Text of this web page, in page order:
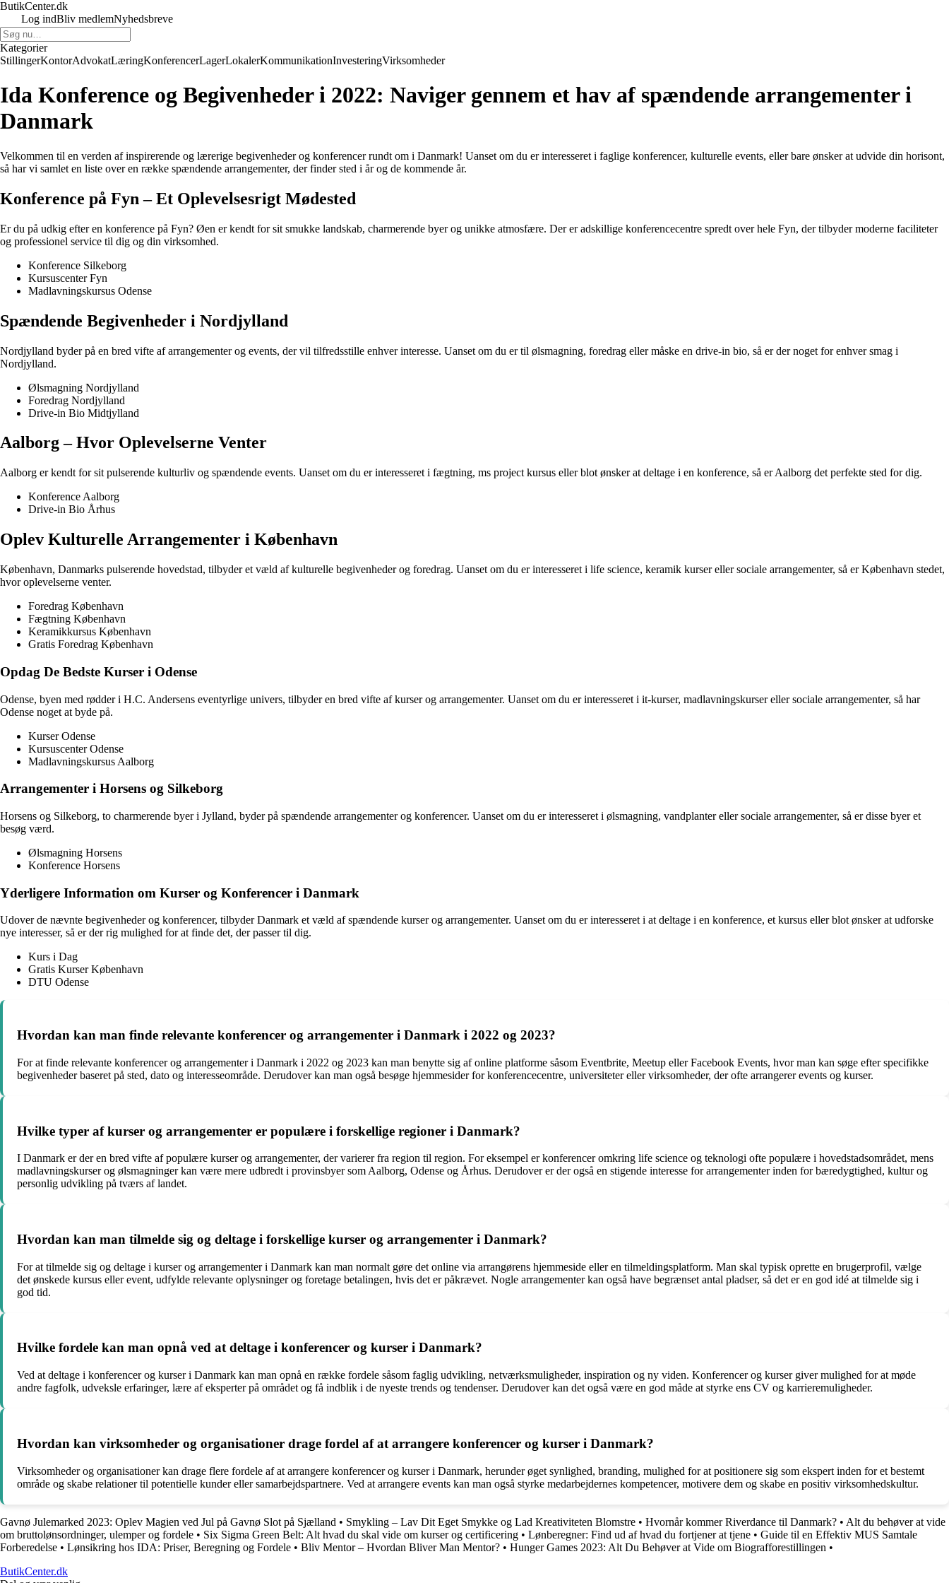
ButikCenter.dk
Log indBliv medlemNyhedsbreve
Kategorier
StillingerKontorAdvokatLæringKonferencerLagerLokalerKommunikationInvesteringVirksomheder
Ida Konference og Begivenheder i 2022: Naviger gennem et hav af spændende arrangementer i
Danmark
Velkommen til en verden af inspirerende og lærerige begivenheder og konferencer rundt om i Danmark! Uanset om du er interesseret i faglige konferencer, kulturelle events, eller bare ønsker at udvide din horisont,
så har vi samlet en liste over en række spændende arrangementer, der finder sted i år og de kommende år.
Konference på Fyn – Et Oplevelsesrigt Mødested
Er du på udkig efter en konference på Fyn? Øen er kendt for sit smukke landskab, charmerende byer og unikke atmosfære. Der er adskillige konferencecentre spredt over hele Fyn, der tilbyder moderne faciliteter
og professionel service til dig og din virksomhed.
Konference Silkeborg
Kursuscenter Fyn
Madlavningskursus Odense
Spændende Begivenheder i Nordjylland
Nordjylland byder på en bred vifte af arrangementer og events, der vil tilfredsstille enhver interesse. Uanset om du er til ølsmagning, foredrag eller måske en drive-in bio, så er der noget for enhver smag i
Nordjylland.
Ølsmagning Nordjylland
Foredrag Nordjylland
Drive-in Bio Midtjylland
Aalborg – Hvor Oplevelserne Venter
Aalborg er kendt for sit pulserende kulturliv og spændende events. Uanset om du er interesseret i fægtning, ms project kursus eller blot ønsker at deltage i en konference, så er Aalborg det perfekte sted for dig.
Konference Aalborg
Drive-in Bio Århus
Oplev Kulturelle Arrangementer i København
København, Danmarks pulserende hovedstad, tilbyder et væld af kulturelle begivenheder og foredrag. Uanset om du er interesseret i life science, keramik kurser eller sociale arrangementer, så er København stedet,
hvor oplevelserne venter.
Foredrag København
Fægtning København
Keramikkursus København
Gratis Foredrag København
Opdag De Bedste Kurser i Odense
Odense, byen med rødder i H.C. Andersens eventyrlige univers, tilbyder en bred vifte af kurser og arrangementer. Uanset om du er interesseret i it-kurser, madlavningskurser eller sociale arrangementer, så har
Odense noget at byde på.
Kurser Odense
Kursuscenter Odense
Madlavningskursus Aalborg
Arrangementer i Horsens og Silkeborg
Horsens og Silkeborg, to charmerende byer i Jylland, byder på spændende arrangementer og konferencer. Uanset om du er interesseret i ølsmagning, vandplanter eller sociale arrangementer, så er disse byer et
besøg værd.
Ølsmagning Horsens
Konference Horsens
Yderligere Information om Kurser og Konferencer i Danmark
Udover de nævnte begivenheder og konferencer, tilbyder Danmark et væld af spændende kurser og arrangementer. Uanset om du er interesseret i at deltage i en konference, et kursus eller blot ønsker at udforske
nye interesser, så er der rig mulighed for at finde det, der passer til dig.
Kurs i Dag
Gratis Kurser København
DTU Odense
Hvordan kan man finde relevante konferencer og arrangementer i Danmark i 2022 og 2023?
For at finde relevante konferencer og arrangementer i Danmark i 2022 og 2023 kan man benytte sig af online platforme såsom Eventbrite, Meetup eller Facebook Events, hvor man kan søge efter specifikke
begivenheder baseret på sted, dato og interesseområde. Derudover kan man også besøge hjemmesider for konferencecentre, universiteter eller virksomheder, der ofte arrangerer events og kurser.
Hvilke typer af kurser og arrangementer er populære i forskellige regioner i Danmark?
I Danmark er der en bred vifte af populære kurser og arrangementer, der varierer fra region til region. For eksempel er konferencer omkring life science og teknologi ofte populære i hovedstadsområdet, mens
madlavningskurser og ølsmagninger kan være mere udbredt i provinsbyer som Aalborg, Odense og Århus. Derudover er der også en stigende interesse for arrangementer inden for bæredygtighed, kultur og
personlig udvikling på tværs af landet.
Hvordan kan man tilmelde sig og deltage i forskellige kurser og arrangementer i Danmark?
For at tilmelde sig og deltage i kurser og arrangementer i Danmark kan man normalt gøre det online via arrangørens hjemmeside eller en tilmeldingsplatform. Man skal typisk oprette en brugerprofil, vælge
det ønskede kursus eller event, udfylde relevante oplysninger og foretage betalingen, hvis det er påkrævet. Nogle arrangementer kan også have begrænset antal pladser, så det er en god idé at tilmelde sig i
god tid.
Hvilke fordele kan man opnå ved at deltage i konferencer og kurser i Danmark?
Ved at deltage i konferencer og kurser i Danmark kan man opnå en række fordele såsom faglig udvikling, netværksmuligheder, inspiration og ny viden. Konferencer og kurser giver mulighed for at møde
andre fagfolk, udveksle erfaringer, lære af eksperter på området og få indblik i de nyeste trends og tendenser. Derudover kan det også være en god måde at styrke ens CV og karrieremuligheder.
Hvordan kan virksomheder og organisationer drage fordel af at arrangere konferencer og kurser i Danmark?
Virksomheder og organisationer kan drage flere fordele af at arrangere konferencer og kurser i Danmark, herunder øget synlighed, branding, mulighed for at positionere sig som ekspert inden for et bestemt
område og skabe relationer til potentielle kunder eller samarbejdspartnere. Ved at arrangere events kan man også styrke medarbejdernes kompetencer, motivere dem og skabe en positiv virksomhedskultur.
Gavnø Julemarked 2023: Oplev Magien ved Jul på Gavnø Slot på Sjælland • Smykling – Lav Dit Eget Smykke og Lad Kreativiteten Blomstre • Hvornår kommer Riverdance til Danmark? • Alt du behøver at vide
om bruttolønsordninger, ulemper og fordele • Six Sigma Green Belt: Alt hvad du skal vide om kurser og certificering • Lønberegner: Find ud af hvad du fortjener at tjene • Guide til en Effektiv MUS Samtale
Forberedelse • Lønsikring hos IDA: Priser, Beregning og Fordele • Bliv Mentor – Hvordan Bliver Man Mentor? • Hunger Games 2023: Alt Du Behøver at Vide om Biografforestillingen •
ButikCenter.dk